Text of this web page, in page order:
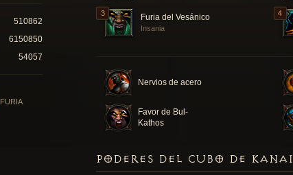
Furia del Vesánico
Insania
Nervios de acero
Favor de Bul-
Kathos
510862
6150850
54057
FURIA
PODERES DEL CUBO DE KANAI